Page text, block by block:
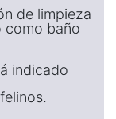
de limpieza
como baño
indicado